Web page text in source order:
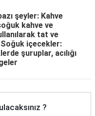
şeyler: Kahve
kahve ve
tat ve
içecekler:
şuruplar, acılığı
?